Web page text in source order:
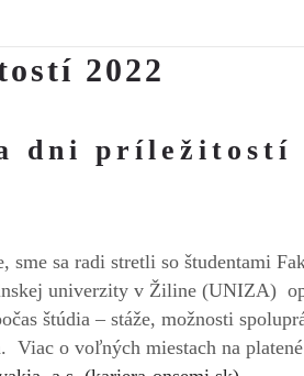
2022
dni príležitostí
sme sa radi stretli so študentami
univerzity v Žiline (UNIZA)
štúdia – stáže, možnosti
Viac o voľných miestach na